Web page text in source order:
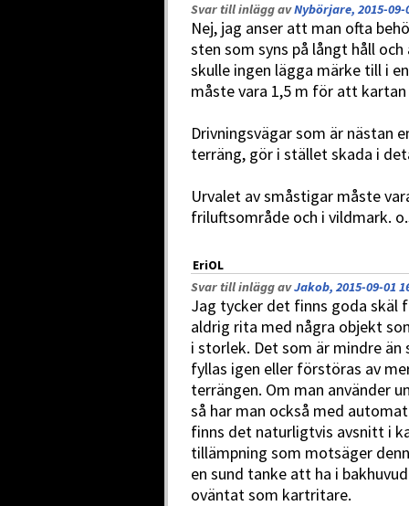
Svar till inlägg avNybörjare, 2015-09-
Nej, jag anser att man ofta
sten som syns på långt håll
skulle ingen lägga märke till i
måste vara 1,5 m för att
Drivningsvägar som är nästan
terräng, gör i stället skada i
Urvalet av småstigar måste
friluftsområde och i vildmark.
EriOL
Svar till inlägg avJakob, 2015-09-01
Jag tycker det finns goda skäl
aldrig rita med några objekt
i storlek. Det som är mindre
fyllas igen eller förstöras av
terrängen. Om man använder
så har man också med
finns det naturligtvis avsnitt i
tillämpning som motsäger
en sund tanke att ha i
oväntat som kartritare.